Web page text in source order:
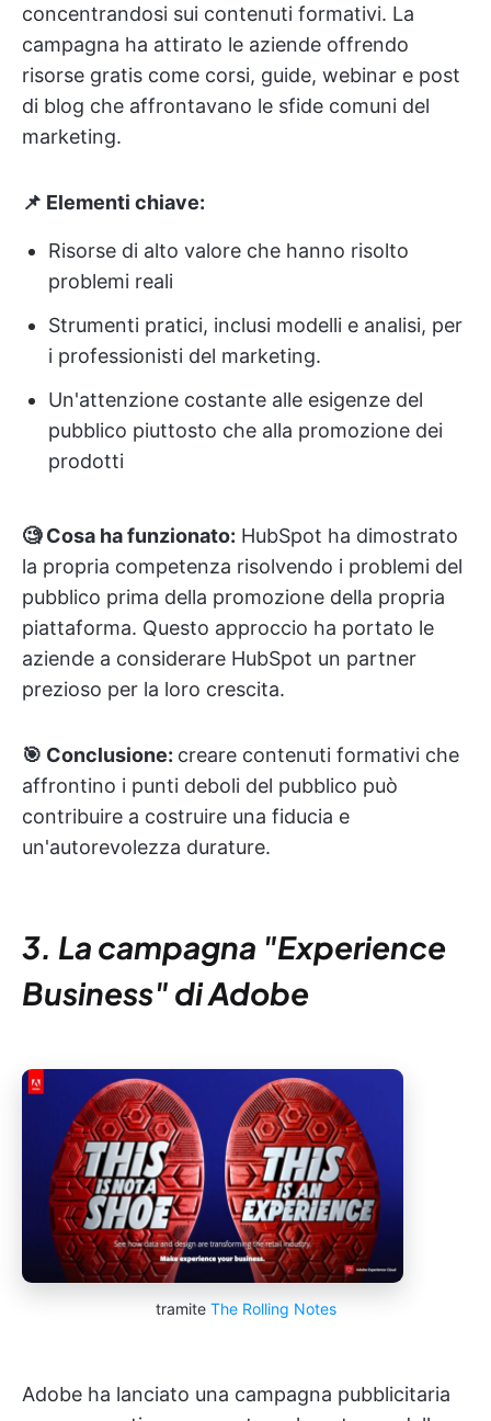
concentrandosi sui contenuti formativi. La
campagna ha attirato le aziende offrendo
risorse gratis come corsi, guide, webinar e post
di blog che affrontavano le sfide comuni del
marketing.
📌 Elementi chiave:
Risorse di alto valore che hanno risolto
problemi reali
Strumenti pratici, inclusi modelli e analisi, per
i professionisti del marketing.
Un'attenzione costante alle esigenze del
pubblico piuttosto che alla promozione dei
prodotti
🧐 Cosa ha funzionato: HubSpot ha dimostrato
la propria competenza risolvendo i problemi del
pubblico prima della promozione della propria
piattaforma. Questo approccio ha portato le
aziende a considerare HubSpot un partner
prezioso per la loro crescita.
🎯 Conclusione: creare contenuti formativi che
affrontino i punti deboli del pubblico può
contribuire a costruire una fiducia e
un'autorevolezza durature.
3. La campagna "Experience
Business" di Adobe
tramite The Rolling Notes
Adobe ha lanciato una campagna pubblicitaria